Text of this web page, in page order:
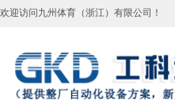
欢迎访问九州体育（浙江）有限公司！